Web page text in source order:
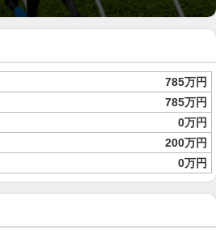
785万円
785万円
0万円
200万円
0万円